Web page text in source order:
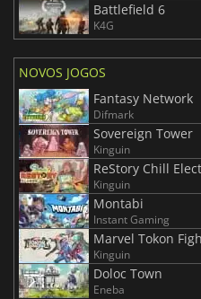
Battlefield 6
K4G
NOVOS JOGOS
Fantasy Network
Difmark
Sovereign Tower
Kinguin
ReStory Chill
Kinguin
Montabi
Instant Gaming
Marvel Tokon
Kinguin
Doloc Town
Eneba